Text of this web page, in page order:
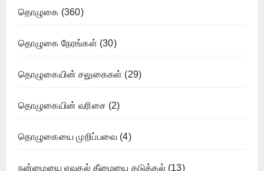
தொழுகை (360)
தொழுகை நேரங்கள் (30)
தொழுகையின் சலுகைகள் (29)
தொழுகையின் வரிசை (2)
தொழுகையை முறிப்பவை (4)
நன்மையை ஏவுதல் தீமையை தடுத்தல் (13)